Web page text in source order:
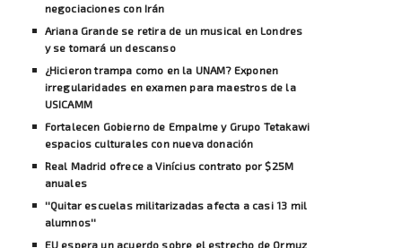
negociaciones con Irán
Ariana Grande se retira de un musical en Londres
y se tomará un descanso
¿Hicieron trampa como en la UNAM? Exponen
irregularidades en examen para maestros de la
USICAMM
Fortalecen Gobierno de Empalme y Grupo Tetakawi
espacios culturales con nueva donación
Real Madrid ofrece a Vinícius contrato por $25M
anuales
''Quitar escuelas militarizadas afecta a casi 13 mil
alumnos''
EU espera un acuerdo sobre el estrecho de Ormuz